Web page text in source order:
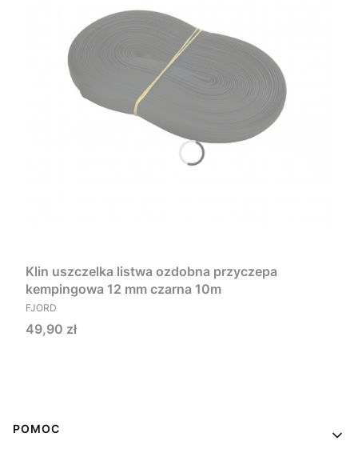
Klin uszczelka listwa ozdobna przyczepa
kempingowa 12 mm czarna 10m
PRODUCENT
FJORD
Cena
49,90 zł
Linki w stopce
POMOC